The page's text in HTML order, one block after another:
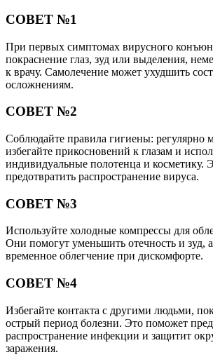
СОВЕТ №1
При первых симптомах вирусного
покраснение глаз, зуд или выделения,
к врачу. Самолечение может ухудшить
осложнениям.
СОВЕТ №2
Соблюдайте правила гигиены: регулярно
избегайте прикосновений к глазам и
индивидуальные полотенца и косметику.
предотвратить распространение вируса.
СОВЕТ №3
Используйте холодные компрессы для
Они помогут уменьшить отечность и зуд,
временное облегчение при дискомфорте.
СОВЕТ №4
Избегайте контакта с другими людьми,
острый период болезни. Это поможет
распространение инфекции и защитит
заражения.